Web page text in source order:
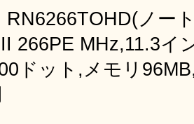
RN6266TOHD(ノー
266PE MHz,11.3イ
ドット,メモリ